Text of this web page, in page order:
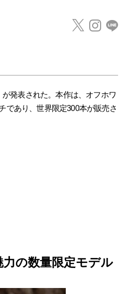
発表された。本作は、オフホワ
であり、世界限定300本が販売さ
の数量限定モデル